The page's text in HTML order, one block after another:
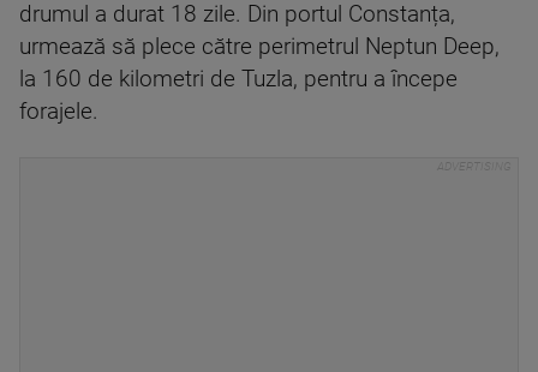
drumul a durat 18 zile. Din portul Constanța,
urmează să plece către perimetrul Neptun Deep,
la 160 de kilometri de Tuzla, pentru a începe
forajele.